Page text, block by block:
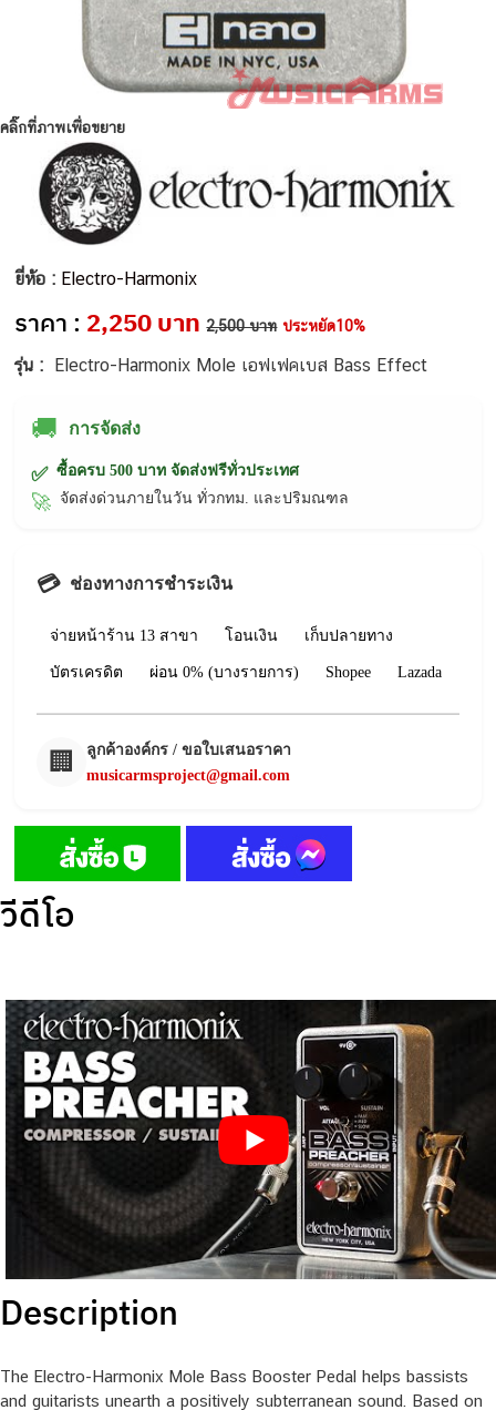
คลิ๊กที่ภาพเพื่อขยาย
ยี่ห้อ : Electro-Harmonix
ราคา : 2,250 บาท 2,500 บาท ประหยัด10%
รุ่น : Electro-Harmonix Mole เอฟเฟคเบส Bass Effect
🚚 การจัดส่ง
✅ ซื้อครบ 500 บาท จัดส่งฟรีทั่วประเทศ
🚀 จัดส่งด่วนภายในวัน ทั่วกทม. และปริมณฑล
💳 ช่องทางการชำระเงิน
จ่ายหน้าร้าน 13 สาขา โอนเงิน เก็บปลายทาง
บัตรเครดิต ผ่อน 0% (บางรายการ) Shopee Lazada
🏢
ลูกค้าองค์กร / ขอใบเสนอราคา
musicarmsproject@gmail.com
วีดีโอ
Description
The Electro-Harmonix Mole Bass Booster Pedal helps bassists
and guitarists unearth a positively subterranean sound. Based on